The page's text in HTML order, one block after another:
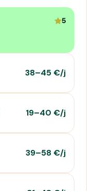
5
38–45 €/j
19–40 €/j
39–58 €/j